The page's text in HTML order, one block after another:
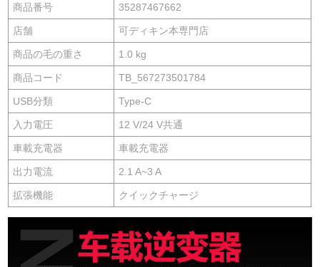
商品番号 35287467662
店舗 可ディキン本専門店
商品の毛の重さ 1.0 kg
商品コード TB_567273501784
USB分類 Type-C
入力電圧 12 V/24 V共通
車載充電器 車載充電器
出力電流 2.1 A~3 A
拡張機能 クイックチャージ